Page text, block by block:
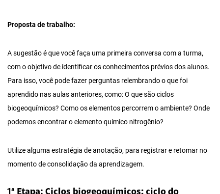
Proposta de trabalho:
A sugestão é que você faça uma primeira conversa com a turma,
com o objetivo de identificar os conhecimentos prévios dos alunos.
Para isso, você pode fazer perguntas relembrando o que foi
aprendido nas aulas anteriores, como: O que são ciclos
biogeoquímicos? Como os elementos percorrem o ambiente? Onde
podemos encontrar o elemento químico nitrogênio?
Utilize alguma estratégia de anotação, para registrar e retomar no
momento de consolidação da aprendizagem.